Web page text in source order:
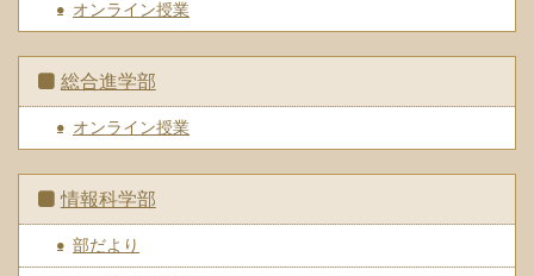
オンライン授業
総合進学部
オンライン授業
情報科学部
部だより